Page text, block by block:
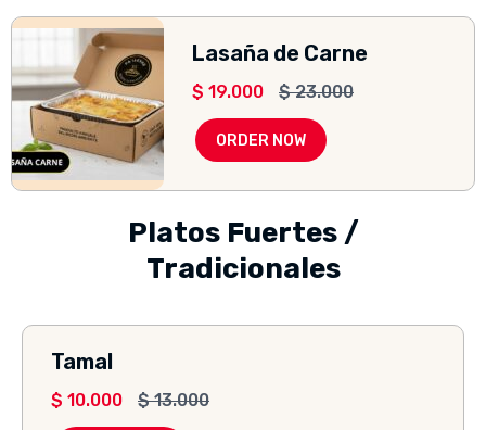
Lasaña de Carne
$ 19.000 $23.000
ORDER NOW
Platos Fuertes /
Tradicionales
Tamal
$ 10.000 $13.000